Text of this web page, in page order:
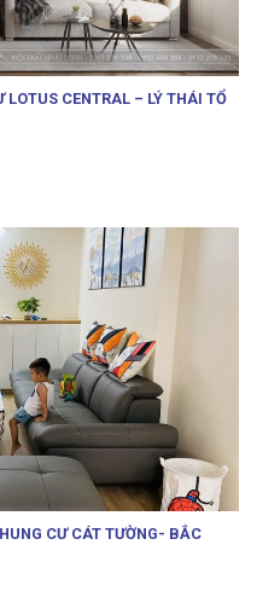
LOTUS CENTRAL – LÝ THÁI TỔ
CƯ CÁT TƯỜNG- BẮC